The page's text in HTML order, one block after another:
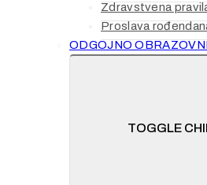
Zdravstvena
Proslava
ODGOJNO
TOGGLE